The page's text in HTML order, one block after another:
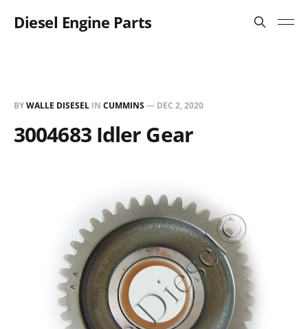
Diesel Engine Parts
BYWALLE DISESEL IN CUMMINS— DEC 2, 2020
3004683 Idler Gear